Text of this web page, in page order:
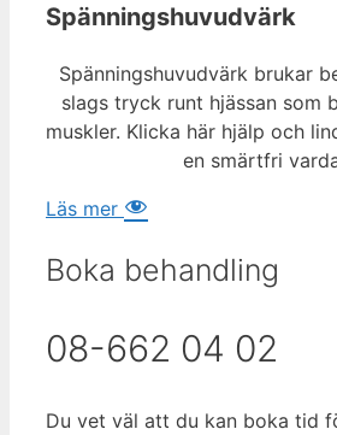
Spänningshuvudvärk
Spänningshuvudvärk brukar
slags tryck runt hjässan som
muskler. Klicka här hjälp och
en smärtfri
Läs mer
Boka behandling
08-662 04 02
Du vet väl att du kan boka tid